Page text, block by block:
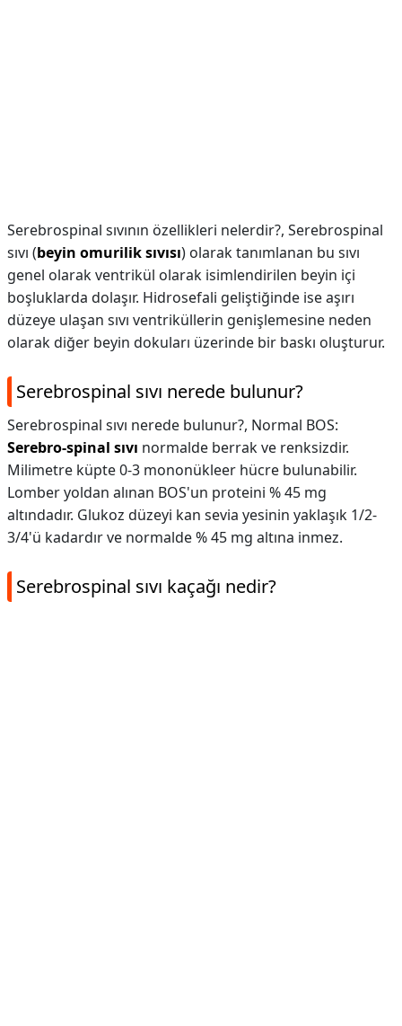
Serebrospinal sıvının özellikleri nelerdir?, Serebrospinal
sıvı (beyin omurilik sıvısı) olarak tanımlanan bu sıvı
genel olarak ventrikül olarak isimlendirilen beyin içi
boşluklarda dolaşır. Hidrosefali geliştiğinde ise aşırı
düzeye ulaşan sıvı ventriküllerin genişlemesine neden
olarak diğer beyin dokuları üzerinde bir baskı oluşturur.
Serebrospinal sıvı nerede bulunur?
Serebrospinal sıvı nerede bulunur?, Normal BOS:
Serebro-spinal sıvı normalde berrak ve renksizdir.
Milimetre küpte 0-3 mononükleer hücre bulunabilir.
Lomber yoldan alınan BOS'un proteini % 45 mg
altındadır. Glukoz düzeyi kan sevia yesinin yaklaşık 1/2-
3/4'ü kadardır ve normalde % 45 mg altına inmez.
Serebrospinal sıvı kaçağı nedir?